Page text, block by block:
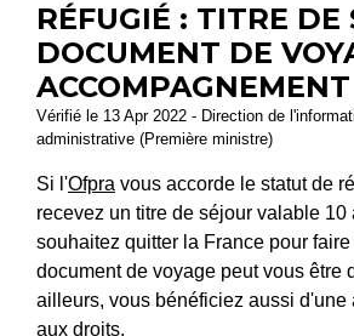
RÉFUGIÉ : TITRE DE
DOCUMENT DE
ACCOMPAGNEMENT
Vérifié le 13 Apr 2022 - Direction de
administrative (Première ministre)
Si l'Ofpra vous accorde le statut de
recevez un titre de séjour valable 10
souhaitez quitter la France pour
document de voyage peut vous être
ailleurs, vous bénéficiez aussi d'une
aux droits.